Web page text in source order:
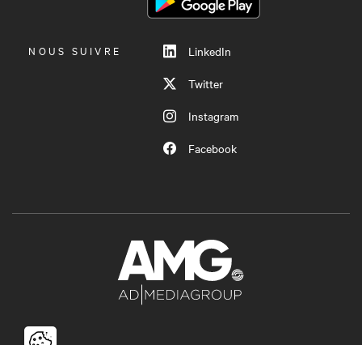
NOUS SUIVRE
LinkedIn
Twitter
Instagram
Facebook